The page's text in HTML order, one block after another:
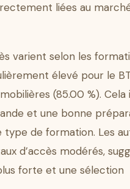
liées au
varient selon les
élevé pour le
(85.00 %). Cela
et une bonne
type de formation. Les
d’accès modérés,
forte et une sélection